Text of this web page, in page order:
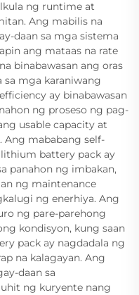
ng runtime at
Ang mabilis na
daan sa mga sistema
ang mataas na rate
binabawasan ang oras
sa mga karaniwang
ay binabawasan
ng proseso ng pag-
usable capacity at
Ang mababang self-
battery pack ay
panahon ng imbakan,
ng maintenance
ng enerhiya. Ang
ng pare-parehong
kondisyon, kung saan
pack ay nagdadala ng
na kalagayan. Ang
daan sa
ng kuryente nang